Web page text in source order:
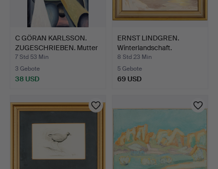
C GÖRAN KARLSSON.
ZUGESCHRIEBEN. Mutter
mi…
7 Std 53 Min
3 Gebote
38 USD
ERNST LINDGREN.
Winterlandschaft.
8 Std 23 Min
5 Gebote
69 USD